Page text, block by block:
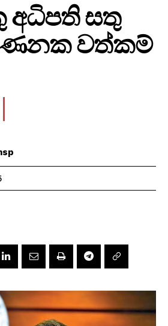
අධිපති සතු
වත්කම්